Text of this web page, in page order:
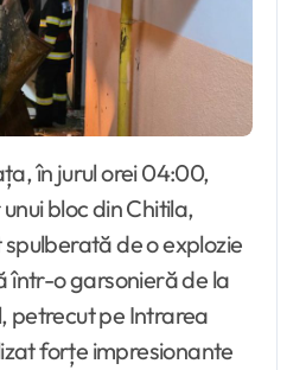
bloc din Chitila,
de o explozie
într-o garsonieră de la
petrecut pe Intrarea
forțe impresionante